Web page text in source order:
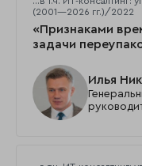
(2001—2026 гг.)/2022
«Признаками
задачи
Илья